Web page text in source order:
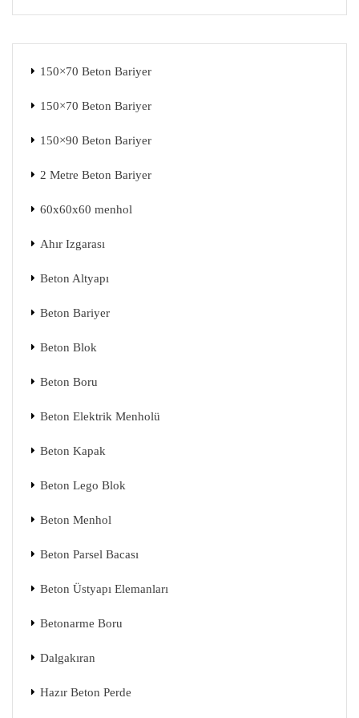
150×70 Beton Bariyer
150×70 Beton Bariyer
150×90 Beton Bariyer
2 Metre Beton Bariyer
60x60x60 menhol
Ahır Izgarası
Beton Altyapı
Beton Bariyer
Beton Blok
Beton Boru
Beton Elektrik Menholü
Beton Kapak
Beton Lego Blok
Beton Menhol
Beton Parsel Bacası
Beton Üstyapı Elemanları
Betonarme Boru
Dalgakıran
Hazır Beton Perde